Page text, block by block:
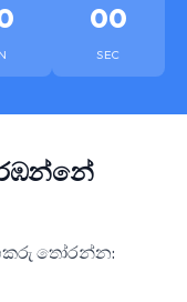
00
SEC
තෝරන්න: